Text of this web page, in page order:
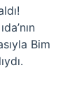
Bim